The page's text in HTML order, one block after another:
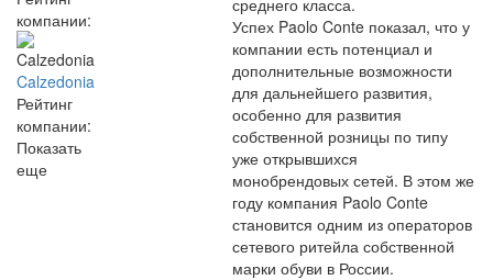
компании:
Calzedonia
Рейтинг
компании:
Показать
еще
среднего класса.
Успех Paolo Conte показал, что у
компании есть потенциал и
дополнительные возможности
для дальнейшего развития,
особенно для развития
собственной розницы по типу
уже открывшихся
монобрендовых сетей. В этом же
году компания Paolo Conte
становится одним из операторов
сетевого ритейла собственной
марки обуви в России.